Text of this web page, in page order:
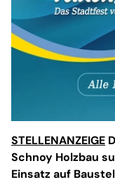
STELLENANZEIGE
Schnoy Holzbau
Einsatz auf